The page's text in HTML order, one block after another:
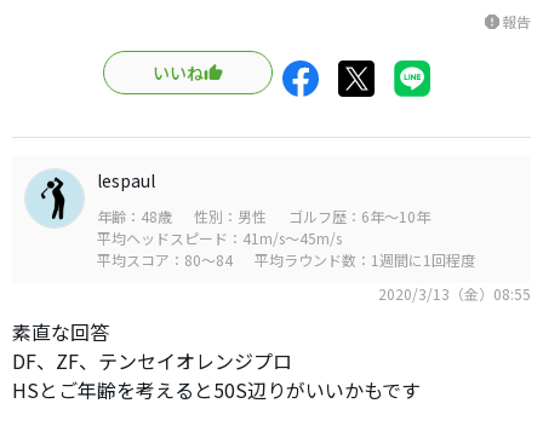
report報告
いいね
lespaul
年齢：48歳 性別：男性
ゴルフ歴：6年～10年
平均ヘッドスピード：41m/s～45m/s
平均スコア：80～84
平均ラウンド数：1週間に1回程度
2020/3/13（金）08:55
素直な回答
DF、ZF、テンセイオレンジプロ
HSとご年齢を考えると50S辺りがいいかもです